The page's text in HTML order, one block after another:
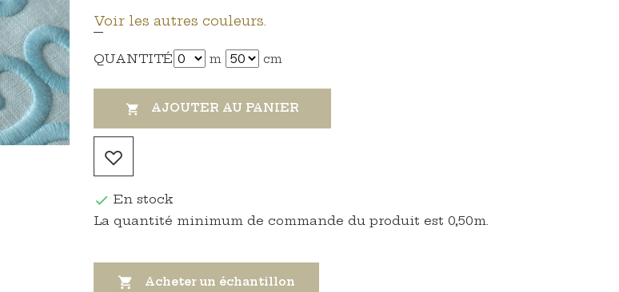
Voir les autres couleurs.
QUANTITÉ m cm
 AJOUTER AU PANIER
 En stock
La quantité minimum de commande du produit est 0,50m.
 Acheter un échantillon